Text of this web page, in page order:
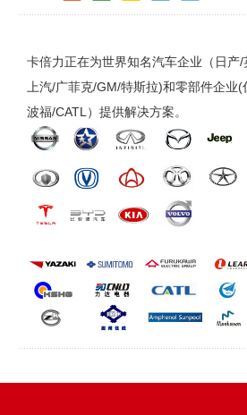
卡倍力正在为世界知名汽车企业（日产
上汽/广菲克/GM/特斯拉)和零部件企业
波福/CATL）提供解决方案。